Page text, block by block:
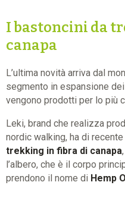
I bastoncini da
canapa
L’ultima novità arriva dal
segmento in espansione
vengono prodotti per lo più
Leki, brand che realizza
nordic walking, ha di
trekking in fibra di canapa
l’albero, che è il corpo
prendono il nome di Hemp